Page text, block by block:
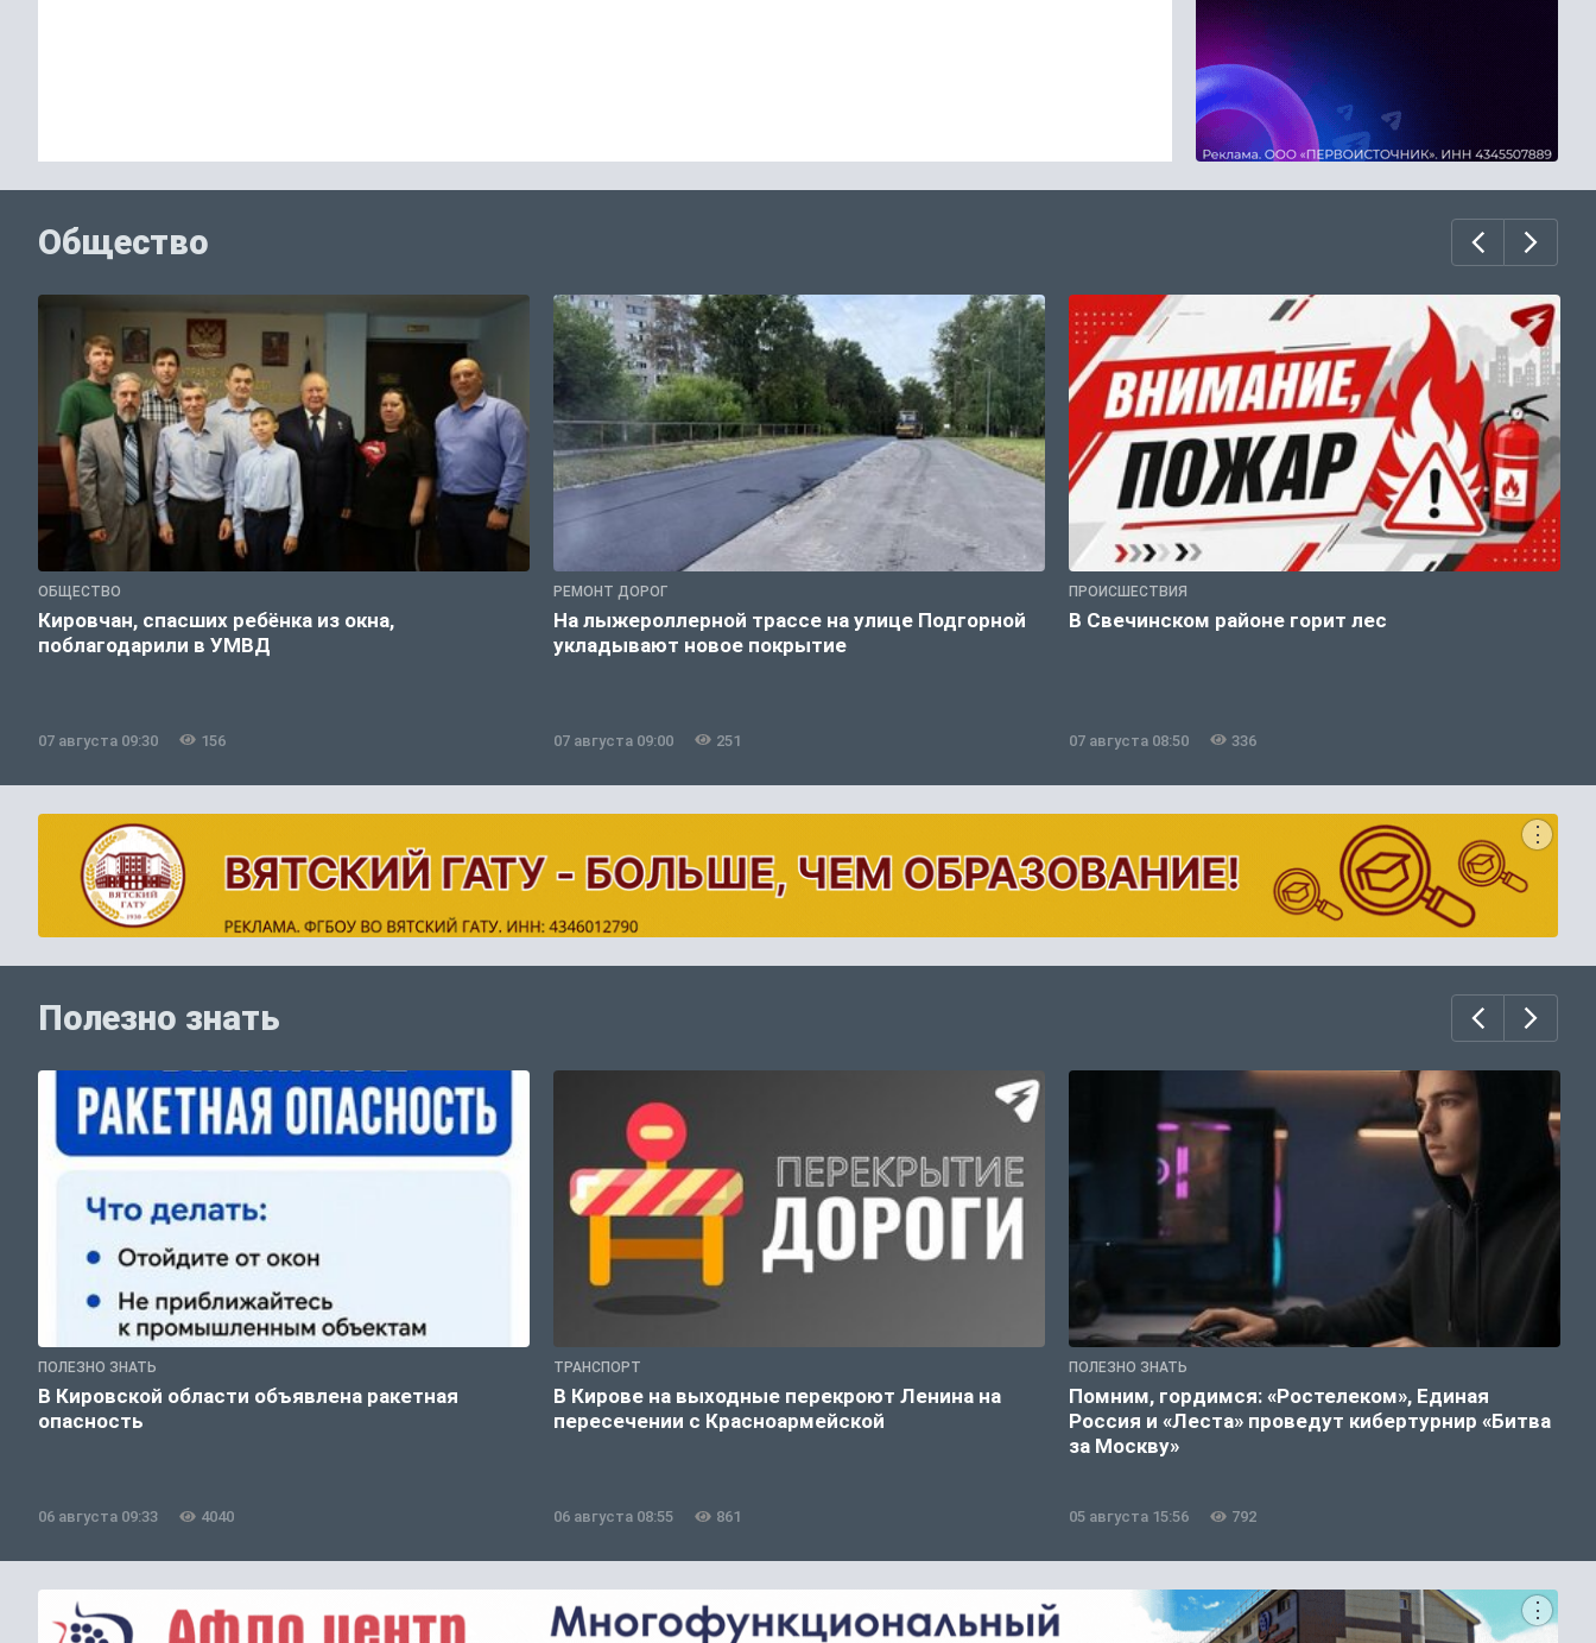
Общество
ОБЩЕСТВО
Кировчан, спасших ребёнка из окна,
поблагодарили в УМВД
07 августа 09:30 156
РЕМОНТ ДОРОГ
На лыжероллерной трассе на улице Подгорной
укладывают новое покрытие
07 августа 09:00 251
ПРОИСШЕСТВИЯ
В Свечинском районе горит лес
07 августа 08:50 336
Полезно знать
ПОЛЕЗНО ЗНАТЬ
В Кировской области объявлена ракетная
опасность
06 августа 09:33 4040
ТРАНСПОРТ
В Кирове на выходные перекроют Ленина на
пересечении с Красноармейской
06 августа 08:55 861
ПОЛЕЗНО ЗНАТЬ
Помним, гордимся: «Ростелеком», Единая
Россия и «Леста» проведут кибертурнир «Битва
за Москву»
05 августа 15:56 792